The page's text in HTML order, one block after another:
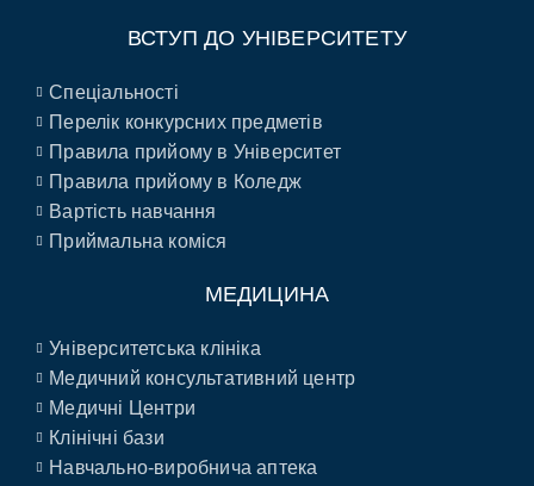
ВСТУП ДО УНІВЕРСИТЕТУ
Спеціальності
Перелік конкурсних предметів
Правила прийому в Університет
Правила прийому в Коледж
Вартість навчання
Приймальна коміся
МЕДИЦИНА
Університетська клініка
Медичний консультативний центр
Медичні Центри
Клінічні бази
Навчально-виробнича аптека